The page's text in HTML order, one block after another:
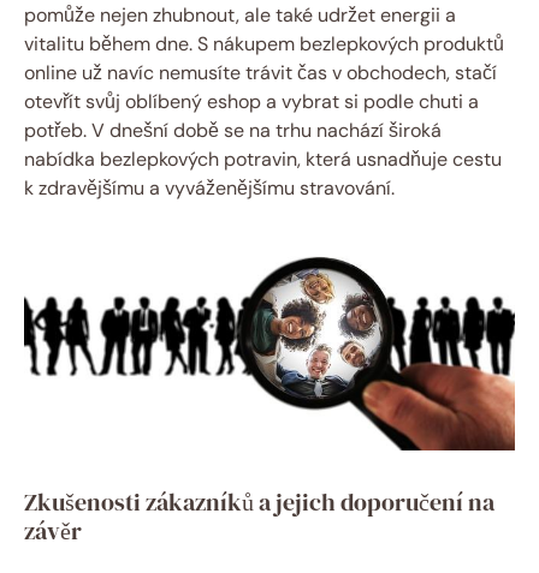
pomůže⁢ nejen zhubnout,​ ale také ‌udržet energii‍ a
vitalitu během dne. S nákupem bezlepkových produktů⁢
online už navíc⁤ nemusíte trávit čas v‍ obchodech, stačí
otevřít⁤ svůj ⁢oblíbený eshop a vybrat si podle chuti a
potřeb. V⁢ dnešní době se na trhu ⁤nachází široká‌
nabídka bezlepkových potravin, která usnadňuje cestu
k zdravějšímu a vyváženějšímu stravování.
Zkušenosti zákazníků⁣ a jejich ⁣doporučení na
závěr